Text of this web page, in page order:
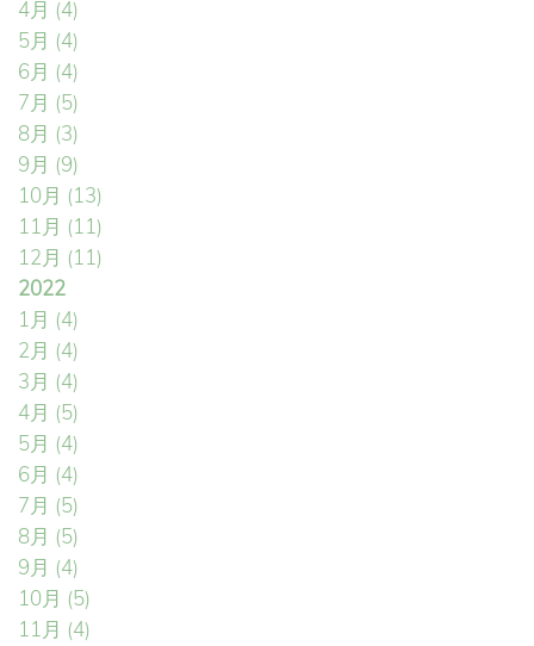
4月 (4)
5月 (4)
6月 (4)
7月 (5)
8月 (3)
9月 (9)
10月 (13)
11月 (11)
12月 (11)
2022
1月 (4)
2月 (4)
3月 (4)
4月 (5)
5月 (4)
6月 (4)
7月 (5)
8月 (5)
9月 (4)
10月 (5)
11月 (4)